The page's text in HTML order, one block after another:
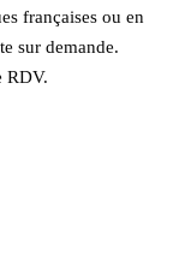
françaises ou en
sur demande.
RDV.